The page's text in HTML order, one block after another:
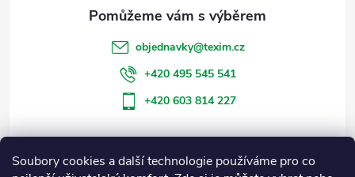
Soubory cookies a další technologie používáme pro co
Informace pro vás
objednavky@texim.cz
+420 495 545 541
+420 603 814 227